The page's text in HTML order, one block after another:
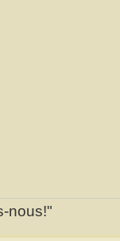
nous!"